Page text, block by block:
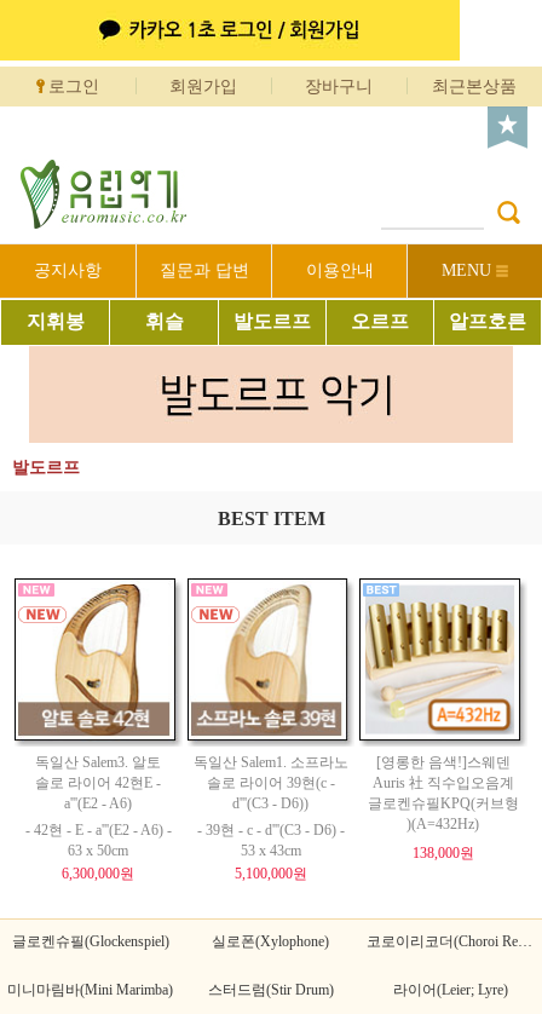
로그인 회원가입 장바구니 최근본상품
공지사항 질문과 답변 이용안내 MENU
지휘봉 휘슬 발도르프 오르프 알프호른
발도르프
BEST ITEM
독일산 Salem3. 알토
솔로 라이어 42현E -
a'''(E2 - A6)
- 42현 - E - a'''(E2 - A6) -
63 x 50cm
6,300,000원
독일산 Salem1. 소프라노
솔로 라이어 39현(c -
d'''(C3 - D6))
- 39현 - c - d'''(C3 - D6) -
53 x 43cm
5,100,000원
[영롱한 음색!]스웨덴
Auris 社 직수입오음계
글로켄슈필KPQ(커브형
)(A=432Hz)
138,000원
글로켄슈필(Glockenspiel) 실로폰(Xylophone)
미니마림바(Mini Marimba) 스터드럼(Stir Drum) 라이어(Leier; Lyre)